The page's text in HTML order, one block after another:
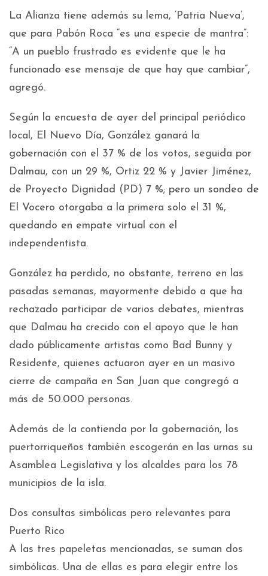
La Alianza tiene además su lema, ‘Patria Nueva’,
que para Pabón Roca “es una especie de mantra”:
“A un pueblo frustrado es evidente que le ha
funcionado ese mensaje de que hay que cambiar”,
agregó.
Según la encuesta de ayer del principal periódico
local, El Nuevo Día, González ganará la
gobernación con el 37 % de los votos, seguida por
Dalmau, con un 29 %, Ortiz 22 % y Javier Jiménez,
de Proyecto Dignidad (PD) 7 %; pero un sondeo de
El Vocero otorgaba a la primera solo el 31 %,
quedando en empate virtual con el
independentista.
González ha perdido, no obstante, terreno en las
pasadas semanas, mayormente debido a que ha
rechazado participar de varios debates, mientras
que Dalmau ha crecido con el apoyo que le han
dado públicamente artistas como Bad Bunny y
Residente, quienes actuaron ayer en un masivo
cierre de campaña en San Juan que congregó a
más de 50.000 personas.
Además de la contienda por la gobernación, los
puertorriqueños también escogerán en las urnas su
Asamblea Legislativa y los alcaldes para los 78
municipios de la isla.
Dos consultas simbólicas pero relevantes para
Puerto Rico
A las tres papeletas mencionadas, se suman dos
simbólicas. Una de ellas es para elegir entre los